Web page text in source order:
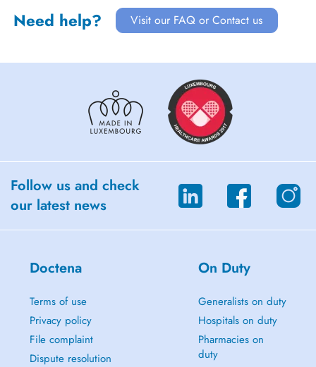
Need help? Visit our FAQ or Contact us
Follow us and check
our latest news
Doctena
Terms of use
Privacy policy
File complaint
Dispute resolution
On Duty
Generalists on duty
Hospitals on duty
Pharmacies on
duty